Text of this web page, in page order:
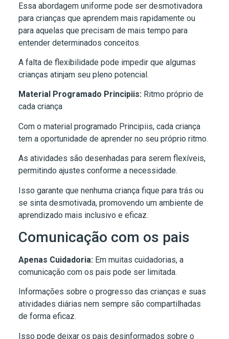
Essa abordagem uniforme pode ser desmotivadora
para crianças que aprendem mais rapidamente ou
para aquelas que precisam de mais tempo para
entender determinados conceitos.
A falta de flexibilidade pode impedir que algumas
crianças atinjam seu pleno potencial.
Material Programado Principiis: Ritmo próprio de
cada criança
Com o material programado Principiis, cada criança
tem a oportunidade de aprender no seu próprio ritmo.
As atividades são desenhadas para serem flexíveis,
permitindo ajustes conforme a necessidade.
Isso garante que nenhuma criança fique para trás ou
se sinta desmotivada, promovendo um ambiente de
aprendizado mais inclusivo e eficaz.
Comunicação com os pais
Apenas Cuidadoria: Em muitas cuidadorias, a
comunicação com os pais pode ser limitada.
Informações sobre o progresso das crianças e suas
atividades diárias nem sempre são compartilhadas
de forma eficaz.
Isso pode deixar os pais desinformados sobre o